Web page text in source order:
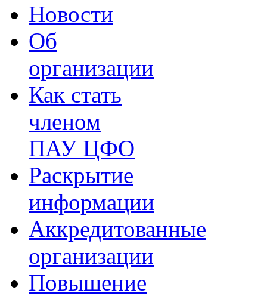
Новости
Об
организации
Как стать
членом
ПАУ ЦФО
Раскрытие
информации
Аккредитованные
организации
Повышение